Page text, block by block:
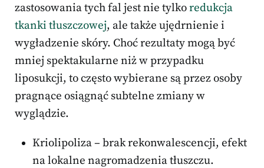
zastosowania tych fal jest nie tylkoredukcja
tkanki tłuszczowej, ale także ujędrnienie i
wygładzenie skóry. Choć rezultaty mogą być
mniej spektakularne niż w przypadku
liposukcji, to często wybierane są przez osoby
pragnące osiągnąć subtelne zmiany w
wyglądzie.
Kriolipoliza – brak rekonwalescencji, efekt
na lokalne nagromadzenia tłuszczu.